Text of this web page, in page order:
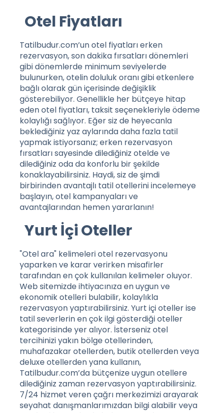
Otel Fiyatları
Tatilbudur.com’un otel fiyatları erken
rezervasyon, son dakika fırsatları dönemleri
gibi dönemlerde minimum seviyelerde
bulunurken, otelin doluluk oranı gibi etkenlere
bağlı olarak gün içerisinde değişiklik
gösterebiliyor. Genellikle her bütçeye hitap
eden otel fiyatları, taksit seçenekleriyle ödeme
kolaylığı sağlıyor. Eğer siz de heyecanla
beklediğiniz yaz aylarında daha fazla tatil
yapmak istiyorsanız; erken rezervasyon
fırsatları sayesinde dilediğiniz otelde ve
dilediğiniz oda da konforlu bir şekilde
konaklayabilirsiniz. Haydi, siz de şimdi
birbirinden avantajlı tatil otellerini incelemeye
başlayın, otel kampanyaları ve
avantajlarından hemen yararlanın!
Yurt İçi Oteller
"Otel ara" kelimeleri otel rezervasyonu
yaparken ve karar verirken misafirler
tarafından en çok kullanılan kelimeler oluyor.
Web sitemizde ihtiyacınıza en uygun ve
ekonomik otelleri bulabilir, kolaylıkla
rezervasyon yaptırabilirsiniz. Yurt içi oteller ise
tatil severlerin en çok ilgi gösterdiği oteller
kategorisinde yer alıyor. İsterseniz otel
tercihinizi yakın bölge otellerinden,
muhafazakar otellerden, butik otellerden veya
deluxe otellerden yana kullanın,
Tatilbudur.com’da bütçenize uygun otellere
dilediğiniz zaman rezervasyon yaptırabilirsiniz.
7/24 hizmet veren çağrı merkezimizi arayarak
seyahat danışmanlarımızdan bilgi alabilir veya